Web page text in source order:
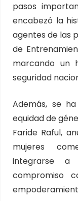
pasos
encabezó la
agentes de las
de
marcando un
seguridad
Además, se
equidad de
Faride Raful,
mujeres
integrarse a
compromiso